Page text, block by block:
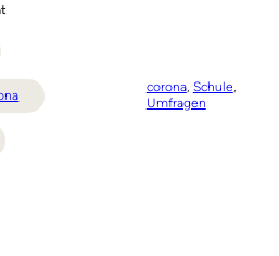
corona, Schule,
Umfragen